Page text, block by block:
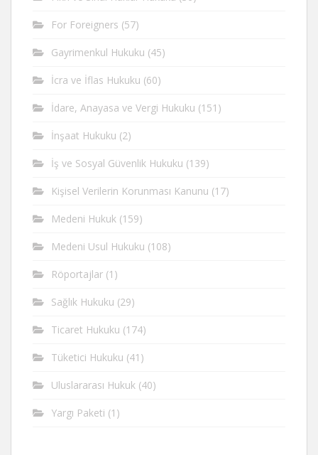
For Foreigners (57)
Gayrimenkul Hukuku (45)
İcra ve İflas Hukuku (60)
İdare, Anayasa ve Vergi Hukuku (151)
İnşaat Hukuku (2)
İş ve Sosyal Güvenlik Hukuku (139)
Kişisel Verilerin Korunması Kanunu (17)
Medeni Hukuk (159)
Medeni Usul Hukuku (108)
Röportajlar (1)
Sağlık Hukuku (29)
Ticaret Hukuku (174)
Tüketici Hukuku (41)
Uluslararası Hukuk (40)
Yargı Paketi (1)